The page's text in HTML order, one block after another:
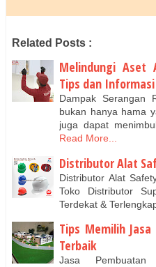
Related Posts :
Melindungi Aset
Tips dan
Dampak Serangan
bukan hanya hama
juga dapat
Read More...
Distributor Alat
Distributor Alat
Toko Distributor
Terdekat &
Tips Memilih
Terbaik
Jasa